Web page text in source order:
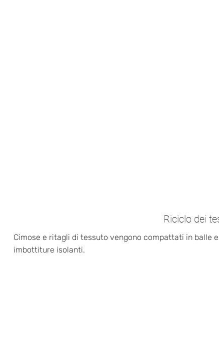
Riciclo dei
Cimose e ritagli di tessuto vengono compattati in balle
imbottiture isolanti.